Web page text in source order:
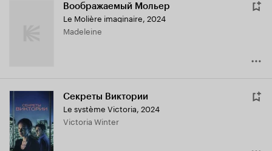
Воображаемый Мольер
Le Molière imaginaire, 2024
Madeleine
Секреты Виктории
Le système Victoria, 2024
Victoria Winter